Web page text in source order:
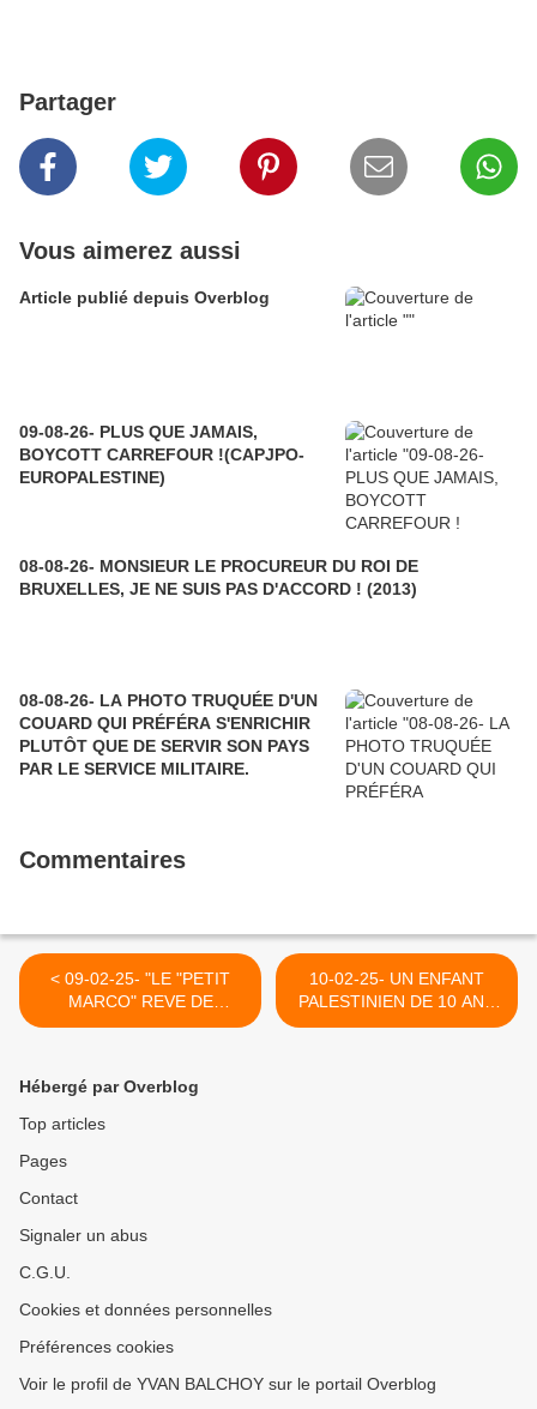
Partager
Vous aimerez aussi
Article publié depuis Overblog
09-08-26- PLUS QUE JAMAIS,
BOYCOTT CARREFOUR !(CAPJPO-
EUROPALESTINE)
08-08-26- MONSIEUR LE PROCUREUR DU ROI DE
BRUXELLES, JE NE SUIS PAS D'ACCORD ! (2013)
08-08-26- LA PHOTO TRUQUÉE D'UN
COUARD QUI PRÉFÉRA S'ENRICHIR
PLUTÔT QUE DE SERVIR SON PAYS
PAR LE SERVICE MILITAIRE.
Commentaires
< 09-02-25- "LE "PETIT
MARCO" REVE DE
DONNER LE JOYAU DE LA
OSPINA-LE GRAND SOIR)
10-02-25- UN ENFANT
PALESTINIEN DE 10 ANS
FORCE A LEVER LES
Hébergé par Overblog
Top articles
Pages
Contact
Signaler un abus
C.G.U.
Cookies et données personnelles
Préférences cookies
Voir le profil de YVAN BALCHOY sur le portail Overblog